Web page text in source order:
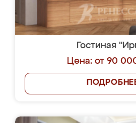
Гостиная
Цена: от 90